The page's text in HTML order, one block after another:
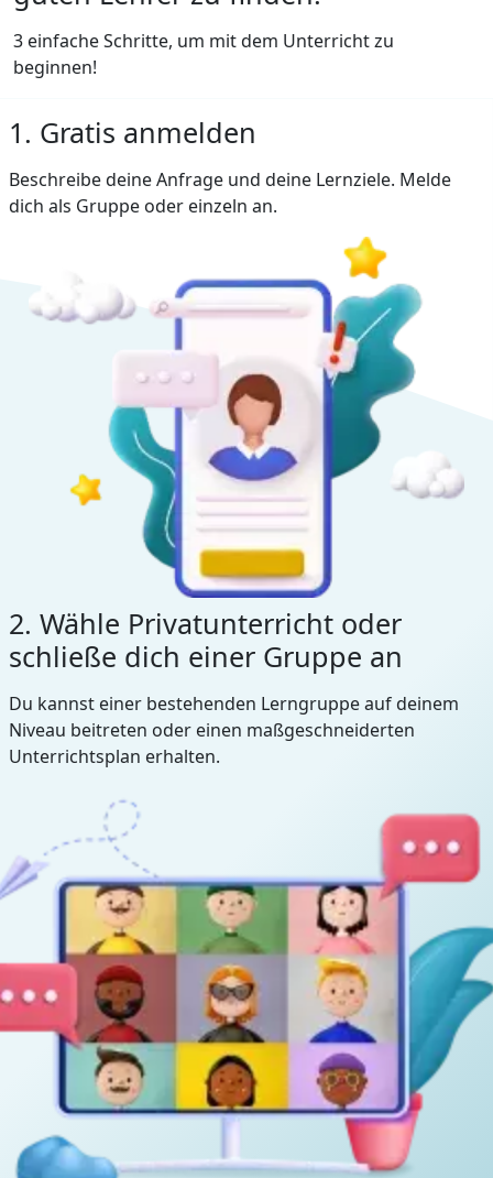
3 einfache Schritte, um mit dem Unterricht zu
beginnen!
1. Gratis anmelden
Beschreibe deine Anfrage und deine Lernziele. Melde
dich als Gruppe oder einzeln an.
2. Wähle Privatunterricht oder
schließe dich einer Gruppe an
Du kannst einer bestehenden Lerngruppe auf deinem
Niveau beitreten oder einen maßgeschneiderten
Unterrichtsplan erhalten.